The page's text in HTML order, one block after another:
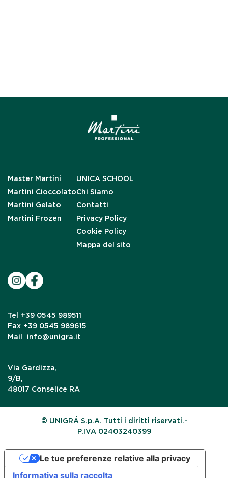
Master Martini
Martini Cioccolato
Martini Gelato
Martini Frozen
UNICA SCHOOL
Chi Siamo
Contatti
Privacy Policy
Cookie Policy
Mappa del sito
Tel
+39 0545 989511
Fax +39 0545 989615
Mail
info@unigra.it
Via Gardizza,
9/B,
48017 Conselice RA
© UNIGRÁ S.p.A. Tutti i diritti riservati.-
P.IVA 02403240399
Informativa sulla raccolta
Le tue preferenze relative alla privacy